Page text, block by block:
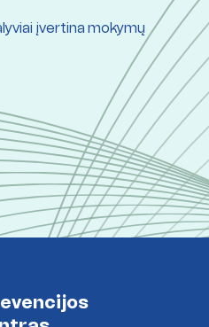
įvertina mokymų